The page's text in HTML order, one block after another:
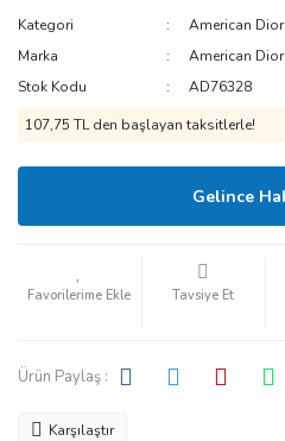
Kategori American
Marka
American
Stok Kodu
AD76328
107,75 TL den başlayan taksitlerle!
Gelince
Tavsiye Et
Ürün Paylaş :
Karşılaştır